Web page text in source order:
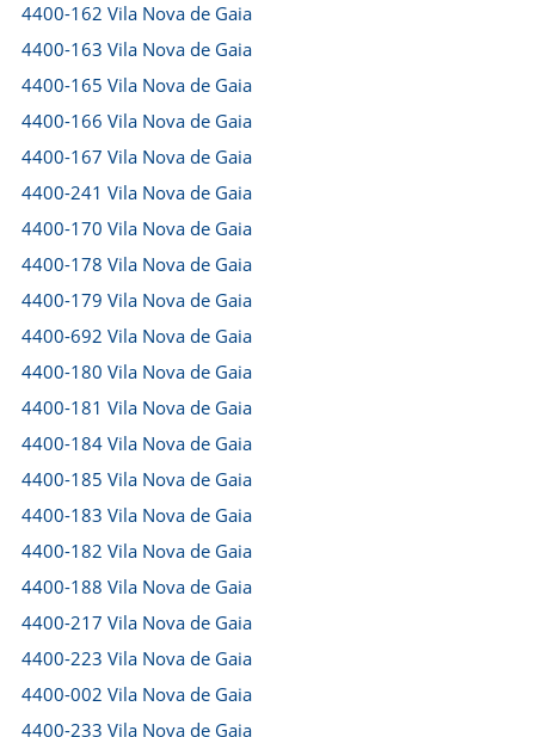
4400-162 Vila Nova de Gaia
4400-163 Vila Nova de Gaia
4400-165 Vila Nova de Gaia
4400-166 Vila Nova de Gaia
4400-167 Vila Nova de Gaia
4400-241 Vila Nova de Gaia
4400-170 Vila Nova de Gaia
4400-178 Vila Nova de Gaia
4400-179 Vila Nova de Gaia
4400-692 Vila Nova de Gaia
4400-180 Vila Nova de Gaia
4400-181 Vila Nova de Gaia
4400-184 Vila Nova de Gaia
4400-185 Vila Nova de Gaia
4400-183 Vila Nova de Gaia
4400-182 Vila Nova de Gaia
4400-188 Vila Nova de Gaia
4400-217 Vila Nova de Gaia
4400-223 Vila Nova de Gaia
4400-002 Vila Nova de Gaia
4400-233 Vila Nova de Gaia